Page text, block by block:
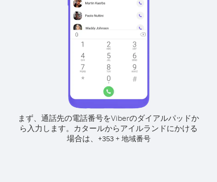
まず、通話先の電話番号をViberのダイアルパッドか
ら入力します。 カタールからアイルランドにかける
場合は、
+353+ 地域番号